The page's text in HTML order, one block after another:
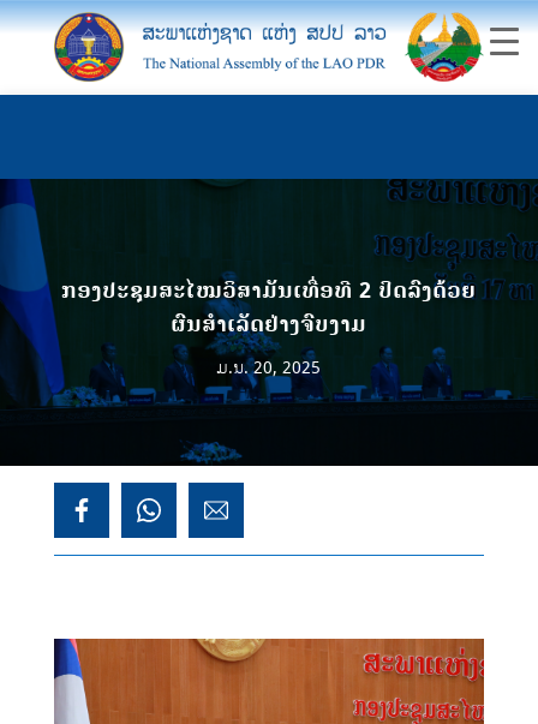
ກອງປະຊຸມສະໄໝວິສາມັນເທື່ອທີ 2 ປິດລົງດ້ວຍ
ຜົນສໍາເລັດຢ່າງຈົບງາມ
ມ.ນ. 20, 2025